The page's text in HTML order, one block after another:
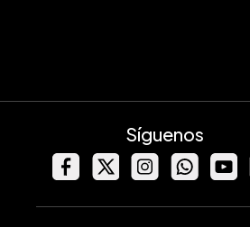
Síguenos